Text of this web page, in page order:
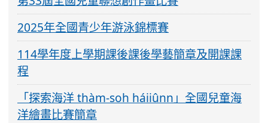
2025年全國青少年游泳錦標賽
114學年度上學期課後課後學藝簡章及開課課
程
「探索海洋 thàm-soh háiiûnn」全國兒童海
洋繪畫比賽簡章